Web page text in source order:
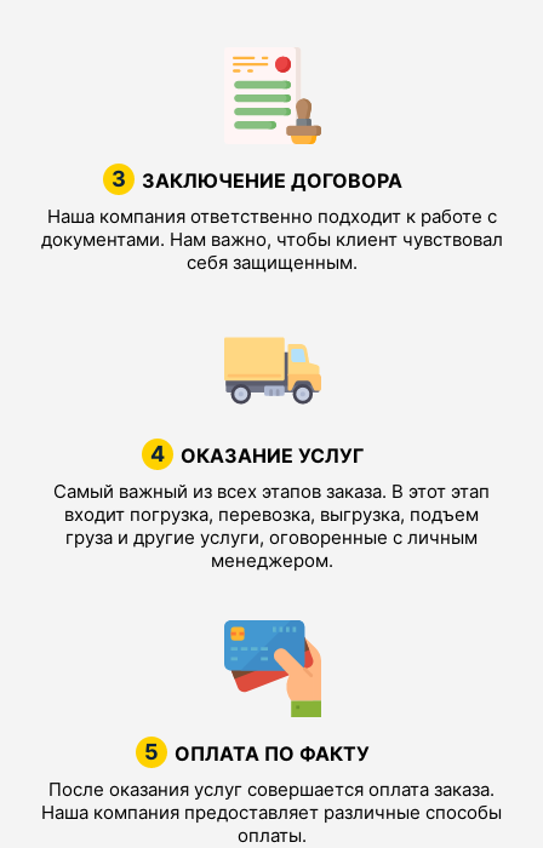
3 ЗАКЛЮЧЕНИЕ ДОГОВОРА
Наша компания ответственно подходит к работе с
документами. Нам важно, чтобы клиент чувствовал
себя защищенным.
4 ОКАЗАНИЕ УСЛУГ
Самый важный из всех этапов заказа. В этот этап
входит погрузка, перевозка, выгрузка, подъем
груза и другие услуги, оговоренные с личным
менеджером.
5 ОПЛАТА ПО ФАКТУ
После оказания услуг совершается оплата заказа.
Наша компания предоставляет различные способы
оплаты.